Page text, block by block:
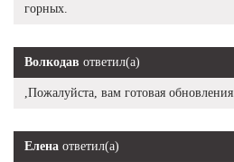
горных.
Волкодав ответил(а)
,Пожалуйста, вам готовая обновления.
Елена ответил(а)